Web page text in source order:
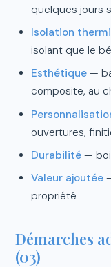
quelques jours
Isolation
isolant que le
Esthétique—
composite, au
ouvertures,
Durabilité—
Valeur ajoutée
propriété
Démarches
(03)